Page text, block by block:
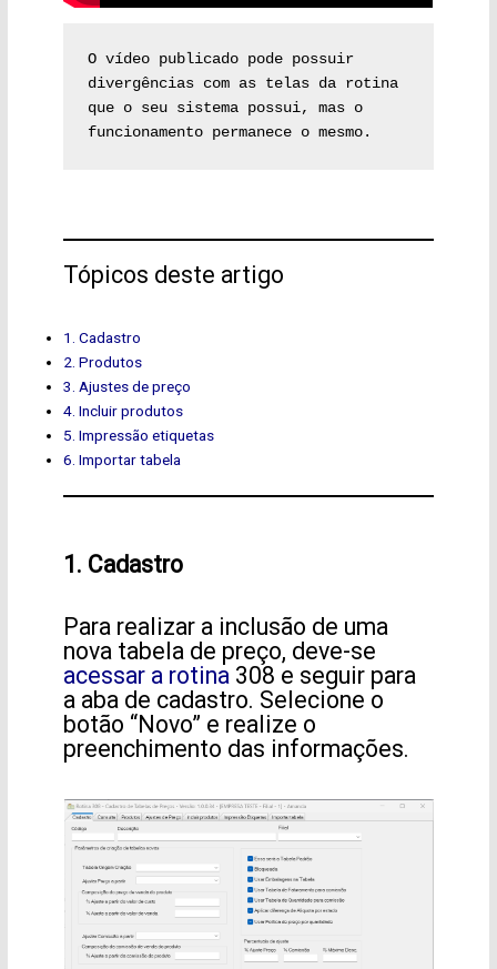
O vídeo publicado pode possuir
divergências com as telas da rotina
que o seu sistema possui, mas o
funcionamento permanece o mesmo.
Tópicos deste artigo
1. Cadastro
2. Produtos
3. Ajustes de preço
4. Incluir produtos
5. Impressão etiquetas
6. Importar tabela
1. Cadastro
Para realizar a inclusão de uma
nova tabela de preço, deve-se
acessar a rotina 308 e seguir para
a aba de cadastro. Selecione o
botão “Novo” e realize o
preenchimento das informações.